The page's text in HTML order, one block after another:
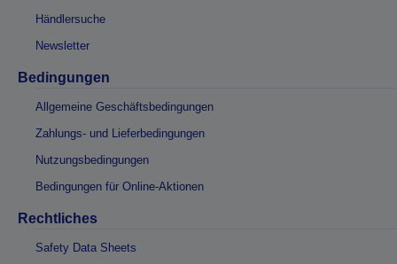
Händlersuche
Newsletter
Bedingungen
Allgemeine Geschäftsbedingungen
Zahlungs- und Lieferbedingungen
Nutzungsbedingungen
Bedingungen für Online-Aktionen
Rechtliches
Safety Data Sheets